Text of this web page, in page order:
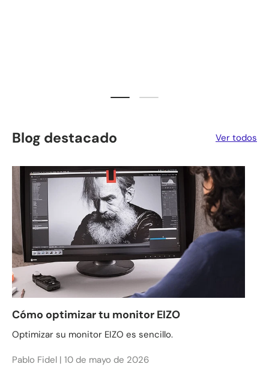
Cargar diapositiva 1 de 2
Cargar diapositiva 2 de 2
Blog destacado Ver todos
Cómo optimizar tu monitor EIZO
Optimizar su monitor EIZO es sencillo.
Pablo Fidel | 10 de mayo de 2026